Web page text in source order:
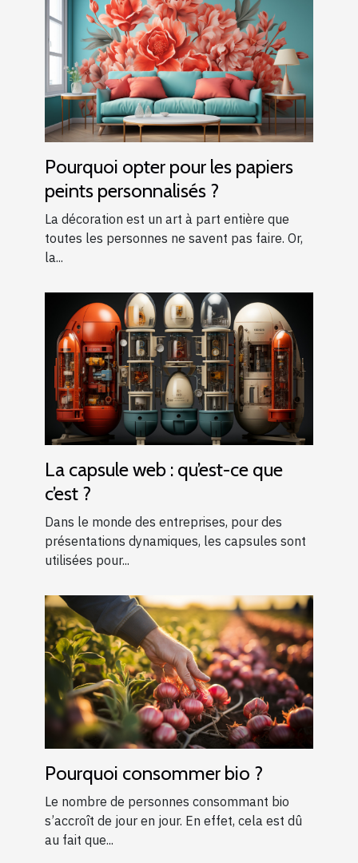
Pourquoi opter pour les papiers
peints personnalisés ?
La décoration est un art à part entière que
toutes les personnes ne savent pas faire. Or,
la...
La capsule web : qu’est-ce que
c’est ?
Dans le monde des entreprises, pour des
présentations dynamiques, les capsules sont
utilisées pour...
Pourquoi consommer bio ?
Le nombre de personnes consommant bio
s’accroît de jour en jour. En effet, cela est dû
au fait que...